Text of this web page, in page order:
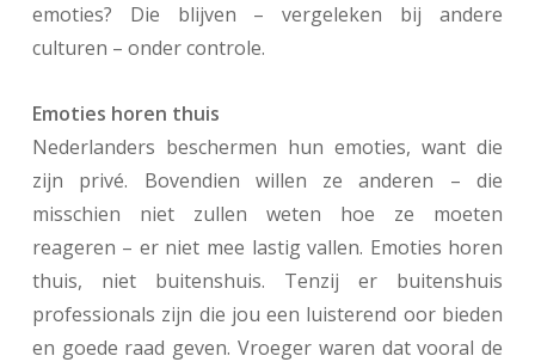
emoties? Die blijven – vergeleken bij andere
culturen – onder controle.
Emoties horen thuis
Nederlanders beschermen hun emoties, want die
zijn privé. Bovendien willen ze anderen – die
misschien niet zullen weten hoe ze moeten
reageren – er niet mee lastig vallen. Emoties horen
thuis, niet buitenshuis. Tenzij er buitenshuis
professionals zijn die jou een luisterend oor bieden
en goede raad geven. Vroeger waren dat vooral de